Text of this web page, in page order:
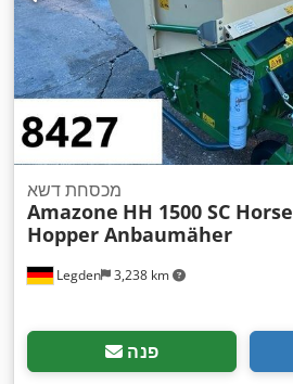
Legden 3,238 km
מכסחת דשא
Amazone HH 1500 SC Horse
Hopper Anbaumäher
פנה